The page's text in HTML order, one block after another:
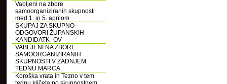
Vabljeni na zbore
samoorganiziranih skupnosti
med 1. in 5. aprilom
SKUPAJ ZA SKUPNO -
ODGOVORI ŽUPANSKIH
KANDIDATK_OV
VABLJENI NA ZBORE
SAMOORGANIZIRANIH
SKUPNOSTI V ZADNJEM
TEDNU MARCA
Koroška vrata in Tezno v tem